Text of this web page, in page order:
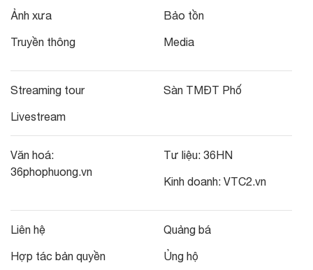
Ảnh xưa
Truyền thông
Bảo tồn
Media
Streaming tour
Livestream
Sàn TMĐT Phố
Văn hoá:
36phophuong.vn
Tư liệu: 36HN
Kinh doanh: VTC2.vn
Liên hệ
Hợp tác bản quyền
Quảng bá
Ủng hộ